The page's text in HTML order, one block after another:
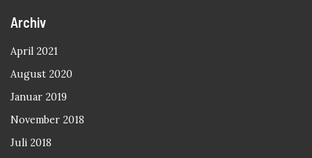
Archiv
April 2021
August 2020
Januar 2019
November 2018
Juli 2018